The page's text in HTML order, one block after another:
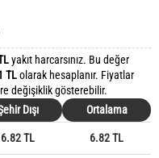
yakıt harcarsınız. Bu değer
TLolarak hesaplanır. Fiyatlar
değişiklik gösterebilir.
Dışı Ortalama
6.82 TL 6.82 TL